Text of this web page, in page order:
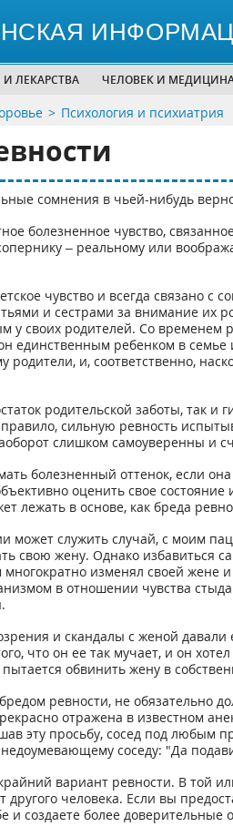
ЛЕКАРСТВА ЧЕЛОВЕК И
Психология и психиатрия
сомнения в чьей-нибудь
болезненное чувство,
– реальному или
чувство и всегда связано с
и сестрами за внимание их
у своих родителей. Со временем
единственным ребенком в
родители, и, соответственно,
родительской заботы, так
сильную ревность
слишком самоуверенны и
болезненный оттенок, если
оценить свое
лежать в основе, как бреда
может служить случай, с моим
свою жену. Однако избавиться
многократно изменял своей жене
в отношении чувства стыда
и скандалы с женой
что он ее так мучает, и он
обвинить жену в
ревности, не обязательно
отражена в известном
эту просьбу, сосед под любым
соседу: "Да
вариант ревности. В той
другого человека. Если вы
и создаете более доверительные